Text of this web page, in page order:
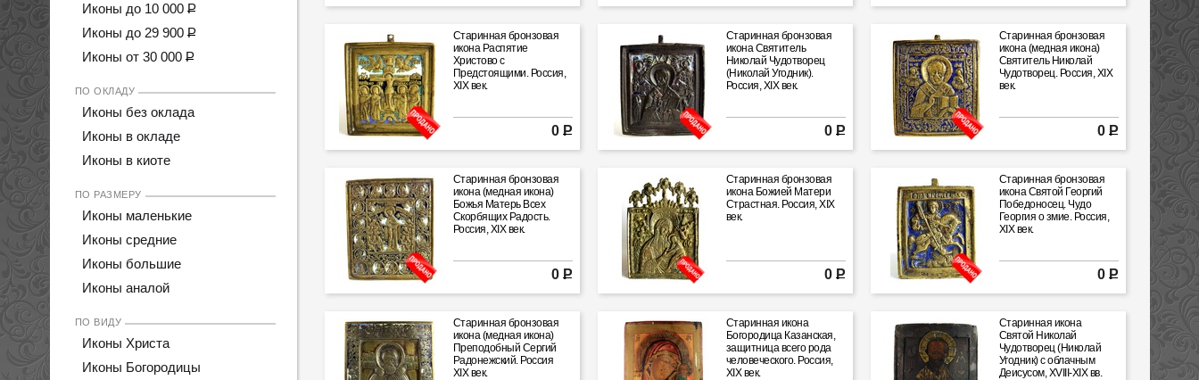
Иконы до 10 000 Р
Иконы до 29 900 Р
Иконы от 30 000 Р
ПО ОКЛАДУ
Иконы без оклада
Иконы в окладе
Иконы в киоте
ПО РАЗМЕРУ
Иконы маленькие
Иконы средние
Иконы большие
Иконы аналой
ПО ВИДУ
Иконы Христа
Иконы Богородицы
Старинная бронзовая
икона Распятие
Христово с
Предстоящими. Россия,
XIX век.
0 Р
Старинная бронзовая
икона Святитель
Николай Чудотворец
(Николай Угодник).
Россия, XIX век.
0 Р
Старинная бронзовая
икона (медная икона)
Святитель Николай
Чудотворец. Россия, XIX
век.
0 Р
Старинная бронзовая
икона (медная икона)
Божья Матерь Всех
Скорбящих Радость.
Россия, XIX век.
0 Р
Старинная бронзовая
икона Божией Матери
Страстная. Россия, XIX
век.
0 Р
Старинная бронзовая
икона Святой Георгий
Победоносец. Чудо
Георгия о змие. Россия,
XIX век.
0 Р
Старинная бронзовая
икона (медная икона)
Преподобный Сергий
Радонежский. Россия
XIX век.
Старинная икона
Богородица Казанская,
защитница всего рода
человеческого. Россия,
XIX век.
Старинная икона
Святой Николай
Чудотворец (Николай
Угодник) с облачным
Деисусом, XVIII-XIX вв.